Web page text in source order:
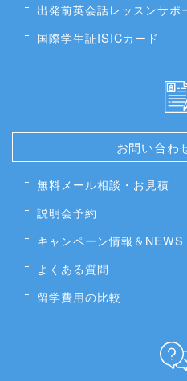
出発前英会話レッスンサポ
国際学生証ISICカード
お問い合わ
無料メール相談・お見積
説明会予約
キャンペーン情報＆NEWS
よくある質問
留学費用の比較